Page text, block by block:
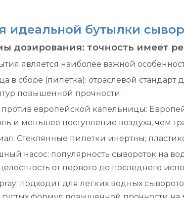
идеальной бутылки
дозирования: точность имеет
является наиболее важной
в сборе (пипетка): отраслевой
повышенной прочности.
европейской капельницы:
и меньшее поступление воздуха, чем
Стеклянные пипетки инертны;
насос: популярность сывороток на
от первого до последнего
подходит для легких водных